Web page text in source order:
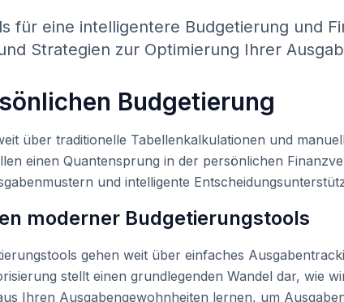
für eine intelligentere Budgetierung und
Strategien zur Optimierung Ihrer
Budgetierung
über traditionelle Tabellenkalkulationen und
einen Quantensprung in der persönlichen
und intelligente
moderner Budgetierungstools
gehen weit über einfaches
stellt einen grundlegenden Wandel dar, wie
Ihren Ausgabengewohnheiten lernen, um